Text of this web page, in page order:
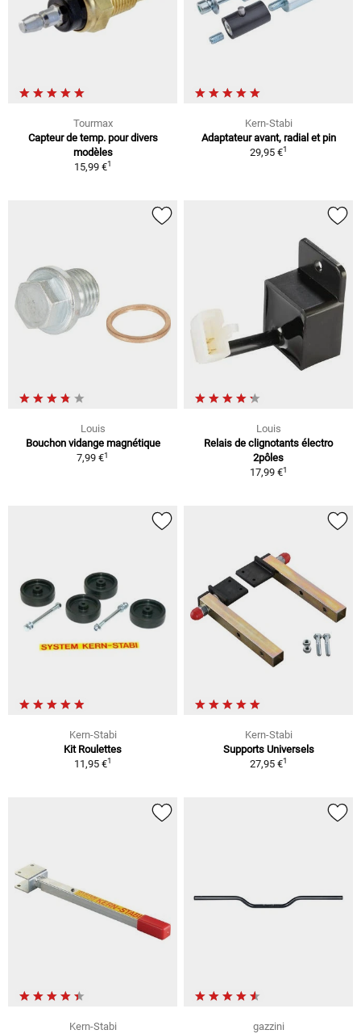
Tourmax
Capteur de temp. pour divers
modèles
15,99 €1
Kern-Stabi
Adaptateur avant, radial et pin
29,95 €1
Louis
Bouchon vidange magnétique
7,99 €1
Louis
Relais de clignotants électro
2pôles
17,99 €1
Kern-Stabi
Kit Roulettes
11,95 €1
Kern-Stabi
Supports Universels
27,95 €1
Kern-Stabi gazzini